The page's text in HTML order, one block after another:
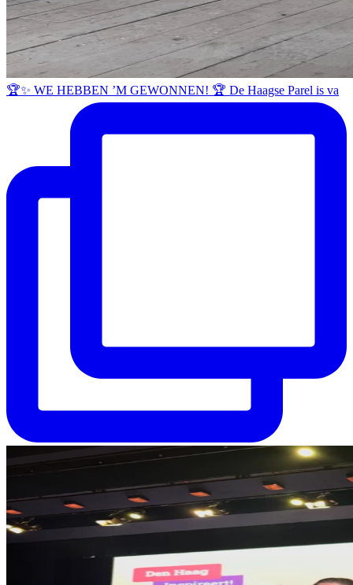
🏆✨ WE HEBBEN ’M GEWONNEN! 🏆 De Haagse Parel is va